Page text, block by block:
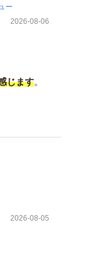
2026-08-06
じます。
2026-08-05